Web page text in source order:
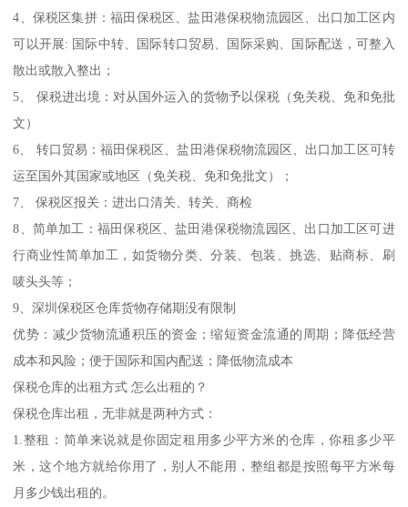
4、保税区集拼：福田保税区、盐田港保税物流园区、出口加工区内
可以开展: 国际中转、国际转口贸易、国际采购、国际配送，可整入
散出或散入整出；
5、 保税进出境：对从国外运入的货物予以保税（免关税、免和免批
文）
6、 转口贸易：福田保税区、盐田港保税物流园区、出口加工区可转
运至国外其国家或地区（免关税、免和免批文）；
7、 保税区报关：进出口清关、转关、商检
8、简单加工：福田保税区、盐田港保税物流园区、出口加工区可进
行商业性简单加工，如货物分类、分装、包装、挑选、贴商标、刷
唛头头等；
9、深圳保税区仓库货物存储期没有限制
优势：减少货物流通积压的资金；缩短资金流通的周期；降低经营
成本和风险；便于国际和国内配送；降低物流成本
保税仓库的出租方式 怎么出租的？
保税仓库出租，无非就是两种方式：
1.整租：简单来说就是你固定租用多少平方米的仓库，你租多少平
米，这个地方就给你用了，别人不能用，整组都是按照每平方米每
月多少钱出租的。